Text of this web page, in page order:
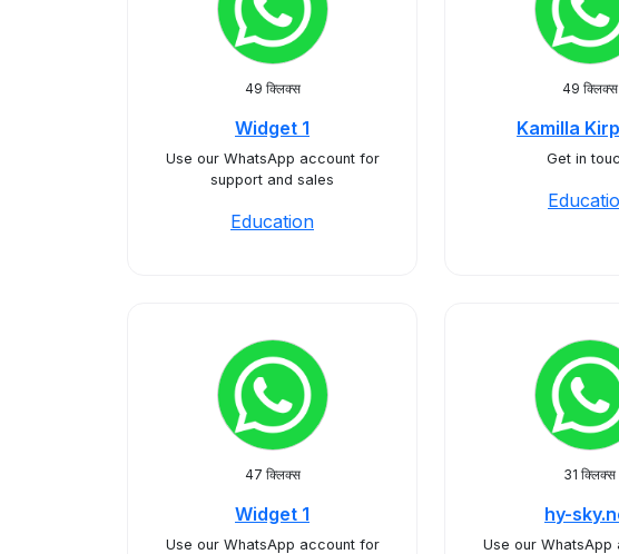
49 क्लिक्स
Widget 1
Use our WhatsApp account for
support and sales
Education
49 क्लिक्स
Kamilla
Get in
47 क्लिक्स
Widget 1
Use our WhatsApp account for
31 क्लिक्स
hy-
Use our WhatsApp